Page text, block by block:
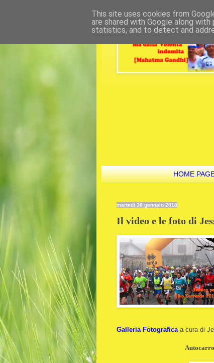
HOME
martedì 30 gennaio 2018
Il video e le foto di
Galleria Fotografica a cura di
This site uses cookies from
are shared with Google along
statistics, and to detect and